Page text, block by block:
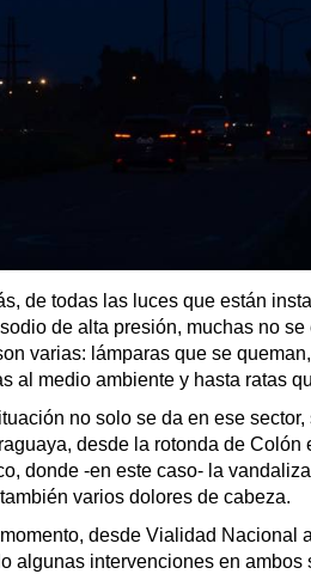
de todas las luces que están
de alta presión, muchas no
varias: lámparas que se
al medio ambiente y hasta ratas
no solo se da en ese
desde la rotonda de
donde -en este caso- la
varios dolores de cabeza.
desde Vialidad Nacional
algunas intervenciones en ambos